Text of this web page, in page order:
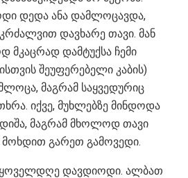
დედა ანა დამლოცავდა,
დავხარე თავი. მან
მკაცრად დამტუქსა ჩემი
შეუფერებელი კაბის)
მაგრამ საყვედურიც
იქვე, მუხლებზე მინდოდა
მაგრამ მხოლოდ თავი
გარეთ გამოვედი.
ყოველდღე დავდიოდი. ალბათ